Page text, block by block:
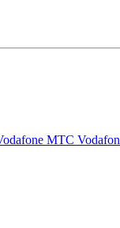
MTC